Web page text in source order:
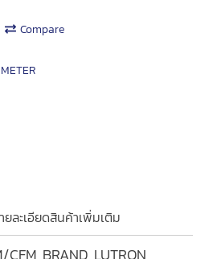
Compare
ยละเอียดสินค้าเพิ่มเติม
BRAND LUTRON